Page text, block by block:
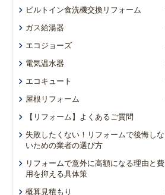
ビルトイン食洗機交換リフォーム
ガス給湯器
エコジョーズ
電気温水器
エコキュート
屋根リフォーム
【リフォーム】よくあるご質問
失敗したくない！リフォームで後悔しな
いための業者の選び方
リフォームで意外に高額になる理由と費
用を抑える具体策
概算見積もり